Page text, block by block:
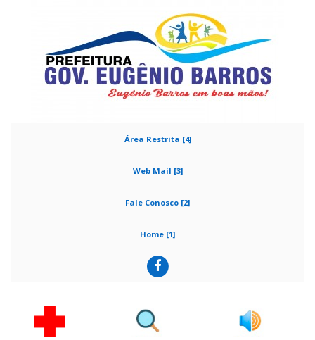
Área Restrita [4]
Web Mail [3]
Fale Conosco [2]
Home [1]